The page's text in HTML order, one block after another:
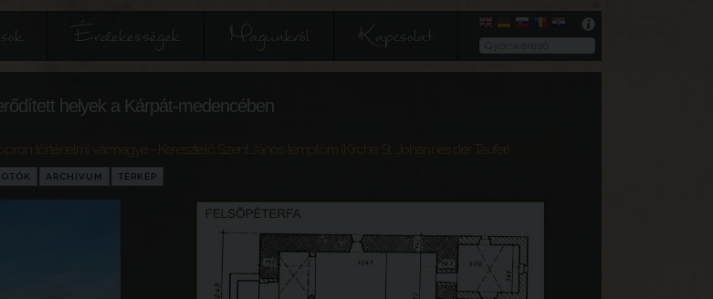
Érdekességek Magunkról Kapcsolat
helyek a Kárpát-medencében
történelmi vármegye - Keresztelő Szent János templom (Kirche St. Johannes der Täufer)
ARCHÍVUM TÉRKÉP